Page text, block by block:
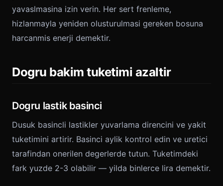
yavaslmasina izin verin. Her sert frenleme,
hizlanmayla yeniden olusturulmasi gereken bosuna
harcanmis enerji demektir.
Dogru bakim tuketimi azaltir
Dogru lastik basinci
Dusuk basincli lastikler yuvarlama direncini ve yakit
tuketimini artirir. Basinci aylik kontrol edin ve uretici
tarafindan onerilen degerlerde tutun. Tuketimdeki
fark yuzde 2-3 olabilir — yilda binlerce lira demektir.